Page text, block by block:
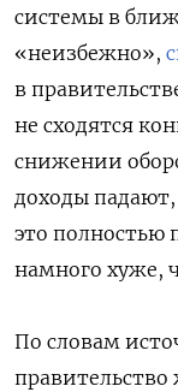
системы в
«неизбежно»,
в
не сходятся
снижении
доходы падают,
это полностью
намного хуже,
По словам